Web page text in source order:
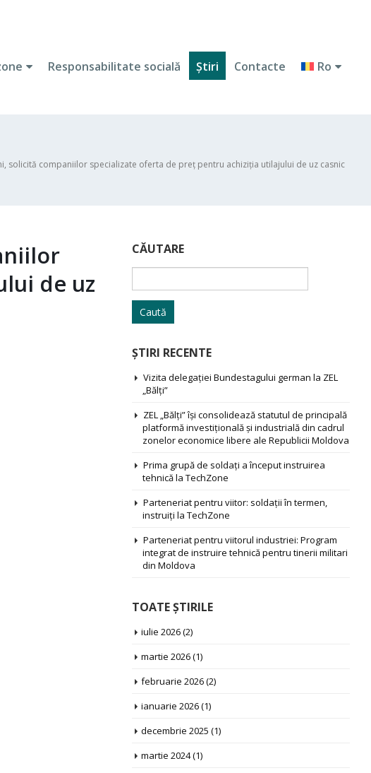
Responsabilitate socială Ştiri Contacte Ro
solicită companiilor specializate oferta de preț pentru achiziția utilajului de uz casnic
de uz
CĂUTARE
după:
ŞTIRI RECENTE
Vizita delegației Bundestagului german la ZEL
„Bălți”
ZEL „Bălți” își consolidează statutul de principală
platformă investițională și industrială din cadrul
zonelor economice libere ale Republicii Moldova
Prima grupă de soldați a început instruirea
tehnică la TechZone
Parteneriat pentru viitor: soldații în termen,
instruiți la TechZone
Parteneriat pentru viitorul industriei: Program
integrat de instruire tehnică pentru tinerii militari
din Moldova
TOATE ŞTIRILE
iulie 2026(2)
martie 2026(1)
februarie 2026(2)
ianuarie 2026(1)
decembrie 2025 (1)
martie 2024(1)